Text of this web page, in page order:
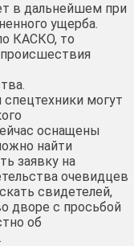
в дальнейшем при
ущерба.
КАСКО, то
могут
оснащены
найти
заявку на
очевидцев
свидетелей,
дворе с просьбой
об